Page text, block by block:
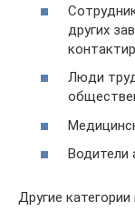
других
Люди
Водители
Другие